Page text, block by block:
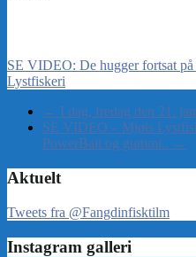
SE VIDEO: De hugger fortsat
Lystfiskeri
← I dag, fredag den 21.
SE VIDEO – Mjøls
PowerBait og gummi.. →
Aktuelt
Tweets fra @Fangdinfisktilm
Instagram galleri